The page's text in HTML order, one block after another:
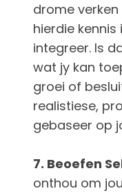
drome
hierdie kennis
integreer. Is
wat jy kan
groei of
realistiese,
gebaseer op
7. Beoefen
onthou om